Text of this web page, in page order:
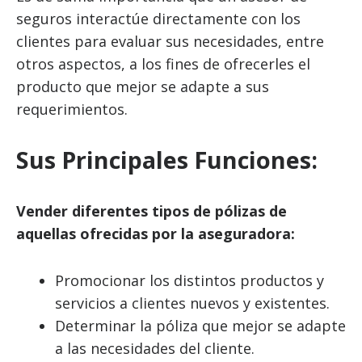
seguros interactúe directamente con los
clientes para evaluar sus necesidades, entre
otros aspectos, a los fines de ofrecerles el
producto que mejor se adapte a sus
requerimientos.
Sus Principales Funciones:
Vender diferentes tipos de pólizas de
aquellas ofrecidas por la aseguradora:
Promocionar los distintos productos y
servicios a clientes nuevos y existentes.
Determinar la póliza que mejor se adapte
a las necesidades del cliente.